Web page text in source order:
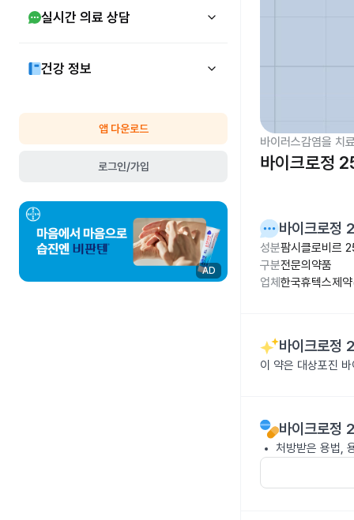
실시간 의료 상담
건강 정보
앱 다운로드
로그인/가입
AD
바이러스감염을 치
바이크로정
바이크로
성분팜시클로비르
구분전문의약품
업체 한국휴텍스제
바이크로
이 약은 대상포진
바이크로
처방받은 용법,